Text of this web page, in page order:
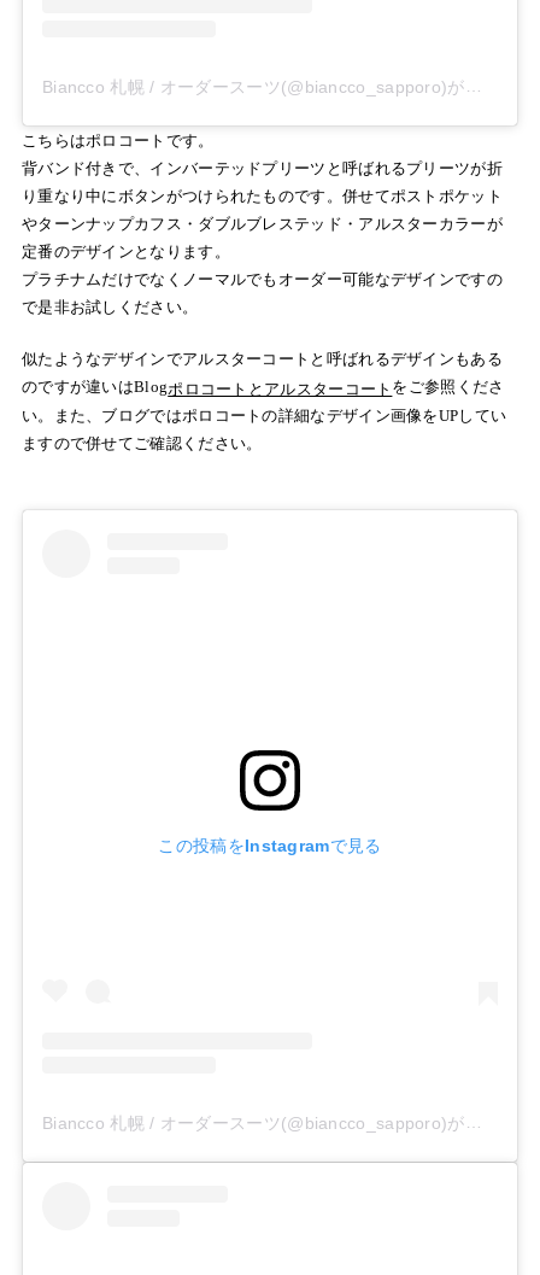
Biancco 札幌 / オーダースーツ(@biancco_sapporo)がシェアした投稿
こちらはポロコートです。
背バンド付きで、インバーテッドプリーツと呼ばれるプリーツが折
り重なり中にボタンがつけられたものです。併せてポストポケット
やターンナップカフス・ダブルブレステッド・アルスターカラーが
定番のデザインとなります。
プラチナムだけでなくノーマルでもオーダー可能なデザインですの
で是非お試しください。
似たようなデザインでアルスターコートと呼ばれるデザインもある
のですが違いはBlogポロコートとアルスターコート をご参照くださ
い。また、ブログではポロコートの詳細なデザイン画像をUPしてい
ますので併せてご確認ください。
この投稿をInstagramで見る
Biancco 札幌 / オーダースーツ(@biancco_sapporo)がシェアした投稿